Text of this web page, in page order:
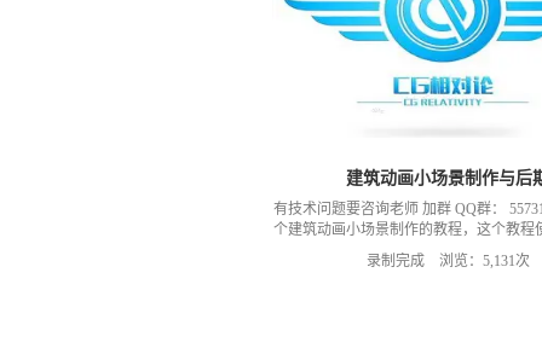
建筑动画小场景制作与后
有技术问题要咨询老师 加群 QQ群：
个建筑动画小场景制作的教程，这个教程
上面的每周疑问解答的视频。后面我们会
教程，希望你们持续关注，
录制完成 浏览：5,131次